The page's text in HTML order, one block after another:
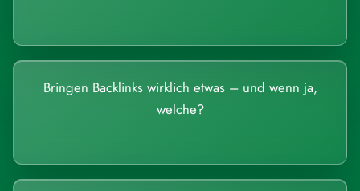
Bringen Backlinks wirklich etwas – und wenn ja,
welche?